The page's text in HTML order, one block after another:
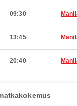
09:30
13:45
20:40